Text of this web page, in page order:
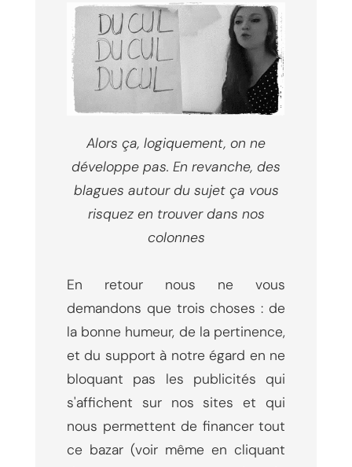
Alors ça, logiquement, on ne
développe pas. En revanche, des
blagues autour du sujet ça vous
risquez en trouver dans nos
colonnes
En retour nous ne vous
demandons que trois choses : de
la bonne humeur, de la pertinence,
et du support à notre égard en ne
bloquant pas les publicités qui
s'affichent sur nos sites et qui
nous permettent de financer tout
ce bazar (voir même en cliquant